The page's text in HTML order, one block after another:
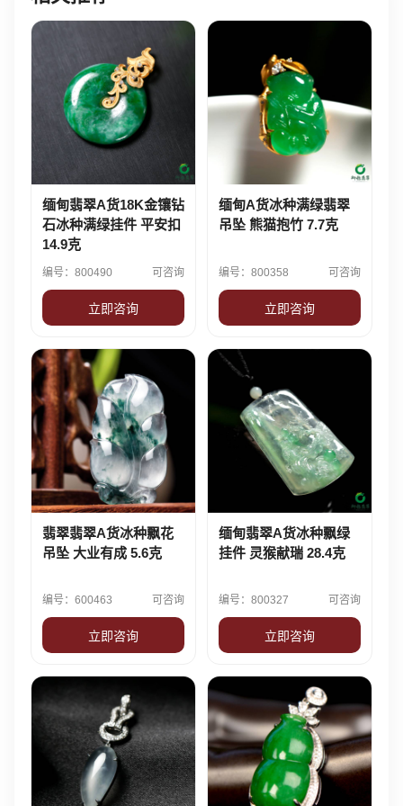
缅甸翡翠A货18K金镶钻
石冰种满绿挂件 平安扣
14.9克
编号：800490 可咨询
立即咨询
缅甸A货冰种满绿翡翠
吊坠 熊猫抱竹 7.7克
编号：800358 可咨询
立即咨询
翡翠翡翠A货冰种飘花
吊坠 大业有成 5.6克
编号：600463 可咨询
立即咨询
缅甸翡翠A货冰种飘绿
挂件 灵猴献瑞 28.4克
编号：800327 可咨询
立即咨询